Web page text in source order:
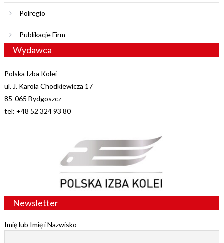
Polregio
Publikacje Firm
Wydawca
Polska Izba Kolei
ul. J. Karola Chodkiewicza 17
85-065 Bydgoszcz
tel: +48 52 324 93 80
Newsletter
Imię lub Imię i Nazwisko